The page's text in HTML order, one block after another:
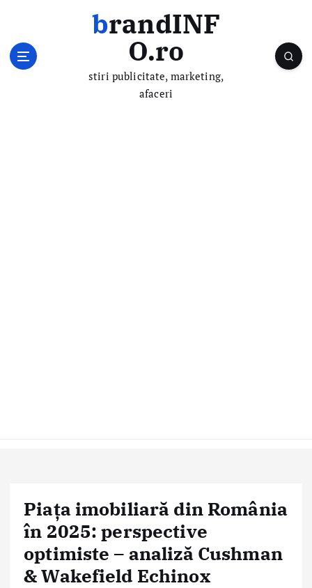
brandINF
O.ro
stiri publicitate, marketing,
afaceri
Piața imobiliară din România
în 2025: perspective
optimiste – analiză Cushman
& Wakefield Echinox